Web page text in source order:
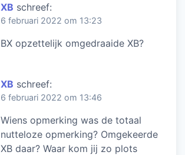
XB schreef:
6 februari 2022 om 13:23
BX opzettelijk omgedraaide XB?
XB schreef:
6 februari 2022 om 13:46
Wiens opmerking was de totaal
nutteloze opmerking? Omgekeerde
XB daar? Waar kom jij zo plots